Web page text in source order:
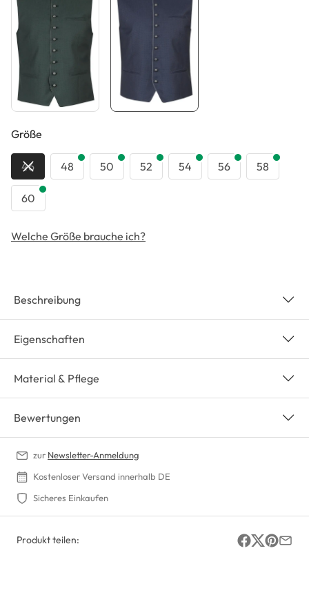
Größe
46 48 50 52 54 56 58
60
Welche Größe brauche ich?
Beschreibung
Eigenschaften
Material & Pflege
Bewertungen
zur Newsletter-Anmeldung
Kostenloser Versand innerhalb DE
Sicheres Einkaufen
Produkt teilen: